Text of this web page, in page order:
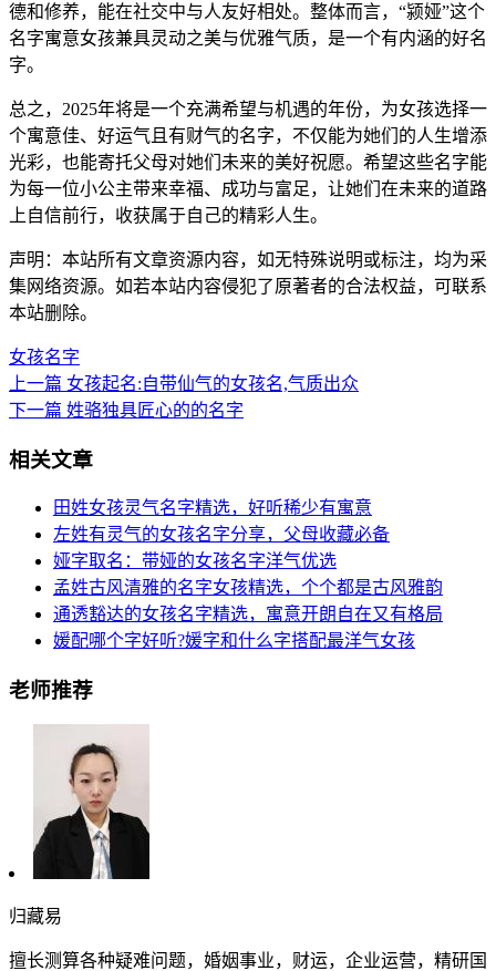
德和修养，能在社交中与人友好相处。整体而言，“颍娅”这个
名字寓意女孩兼具灵动之美与优雅气质，是一个有内涵的好名
字。
总之，2025年将是一个充满希望与机遇的年份，为女孩选择一
个寓意佳、好运气且有财气的名字，不仅能为她们的人生增添
光彩，也能寄托父母对她们未来的美好祝愿。希望这些名字能
为每一位小公主带来幸福、成功与富足，让她们在未来的道路
上自信前行，收获属于自己的精彩人生。
声明：本站所有文章资源内容，如无特殊说明或标注，均为采
集网络资源。如若本站内容侵犯了原著者的合法权益，可联系
本站删除。
女孩名字
上一篇 女孩起名:自带仙气的女孩名,气质出众
下一篇 姓骆独具匠心的的名字
相关文章
田姓女孩灵气名字精选，好听稀少有寓意
左姓有灵气的女孩名字分享，父母收藏必备
娅字取名：带娅的女孩名字洋气优选
孟姓古风清雅的名字女孩精选，个个都是古风雅韵
通透豁达的女孩名字精选，寓意开朗自在又有格局
媛配哪个字好听?媛字和什么字搭配最洋气女孩
老师推荐
归藏易
擅长测算各种疑难问题，婚姻事业，财运，企业运营，精研国